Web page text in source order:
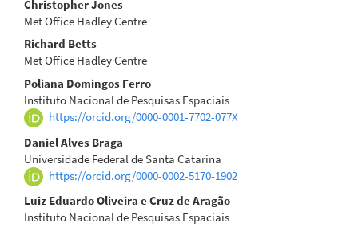
Christopher Jones
Met Office Hadley Centre
Richard Betts
Met Office Hadley Centre
Poliana Domingos Ferro
Instituto Nacional de Pesquisas Espaciais
https://orcid.org/0000-0001-7702-077X
Daniel Alves Braga
Universidade Federal de Santa Catarina
https://orcid.org/0000-0002-5170-1902
Luiz Eduardo Oliveira e Cruz de Aragão
Instituto Nacional de Pesquisas Espaciais